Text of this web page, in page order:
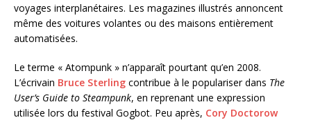
voyages interplanétaires. Les magazines illustrés annoncent
même des voitures volantes ou des maisons entièrement
automatisées.
Le terme « Atompunk » n’apparaît pourtant qu’en 2008.
L’écrivain Bruce Sterling contribue à le populariser dans The
User’s Guide to Steampunk, en reprenant une expression
utilisée lors du festival Gogbot. Peu après, Cory Doctorow